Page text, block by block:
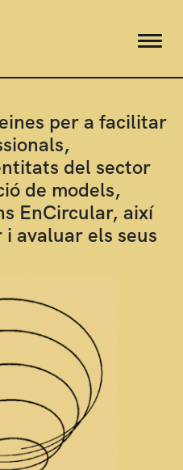
per a facilitar
del sector
de models,
EnCircular, així
avaluar els seus